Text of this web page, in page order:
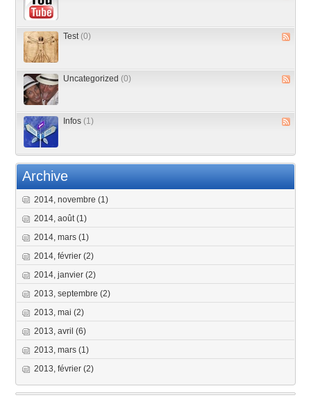
Test (0)
Uncategorized (0)
Infos (1)
Archive
2014, novembre(1)
2014, août(1)
2014, mars(1)
2014, février(2)
2014, janvier(2)
2013, septembre(2)
2013, mai(2)
2013, avril(6)
2013, mars(1)
2013, février(2)